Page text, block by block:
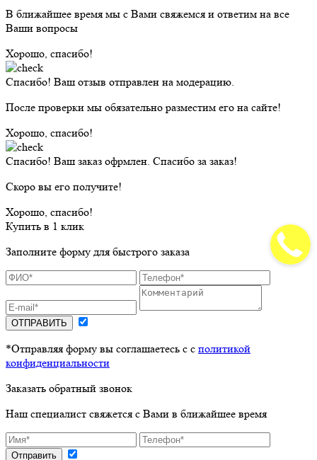
В ближайшее время мы с Вами свяжемся и ответим на все
Ваши вопросы
Хорошо, спасибо!
Спасибо! Ваш отзыв отправлен на модерацию.
После проверки мы обязательно разместим его на сайте!
Хорошо, спасибо!
Спасибо! Ваш заказ офрмлен. Спасибо за заказ!
Скоро вы его получите!
Хорошо, спасибо!
Купить в 1 клик
Заполните форму для быстрого заказа
ОТПРАВИТЬ
*Отправляя форму вы соглашаетесь с с политикой
конфиденциальности
Заказать обратный звонок
Наш специалист свяжется с Вами в ближайшее время
Отправить